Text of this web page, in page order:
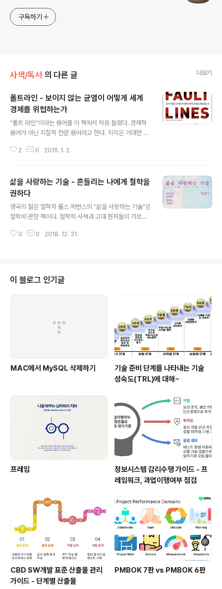
구독하기
사색/독서 의 다른 글 더보기
폴트라인 - 보이지 않는 균열이 어떻게 세계
경제를 위협하는가
"폴트 라인"이라는 용어를 이 책에서 처음 들었다. 경제학
용어가 아닌 지질학 전문 용어라고 한다. 지각은 거대한 바
라는 지각판들로 구성되어 있는데, 그 아래 맨틀이 움직이
쪽이 부서지거나 꺽이면서 엄청난 압력이 발생한다. 그 압
력으로 발생하는 것이 바로 지진이고, 지진이 발생하는 그
판의 접촉면을 우리는 폴트 라인이라고 부른다. 라구람 라
잔은 "폴트 라인"을 통해 경제의 지진을 발생시키는 원인들
들을 살펴보고 저자가 생각하는 해결방안도 이야기한다.
2 0 2019. 1. 2.
삶을 사랑하는 기술 - 흔들리는 나에게 철학을
권하다
영국의 젊은 철학자 줄스 에번스의 "삶을 사랑하는 기술"은
철학에 관한 책이다. 철학적 사색과 고대 현자들의 가르침
의 철학적 사상에 몰입하지 않고 각각의 특징을 설명하면
시작한다. 이 책도 마찬가지로 소크라테스의 질문을 먼저
다루고 있다. 우리는 소크라테스가 되는 법을 배워서, 부정
응할 수 있었을까?"라고 묻기에 이른다. 그리고 이런 습관
이 몸에 배면 소크라테스적 능력을..
0 0 2018. 12. 31.
이 블로그 인기글
MAC에서 MySQL 삭제하기
기술 준비 단계를 나타내는 기술
성숙도(TRL)에 대해~
프레임
정보시스템 감리수행 가이드 - 프
레임워크, 과업이행여부 점검
CBD SW개발 표준 산출물 관리
가이드 - 단계별 산출물
PMBOK 7판 vs PMBOK 6판